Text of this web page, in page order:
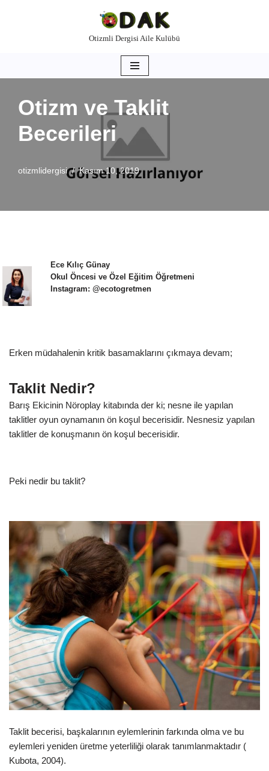
Otizmli Dergisi Aile Kulübü
Otizm ve Taklit
Becerileri
otizmlidergisi Kasım 10, 2019
Ece Kılıç Günay
Okul Öncesi ve Özel Eğitim Öğretmeni
Instagram: @ecotogretmen
Erken müdahalenin kritik basamaklarını çıkmaya devam;
Taklit Nedir?
Barış Ekicinin Nöroplay kitabında der ki; nesne ile yapılan
taklitler oyun oynamanın ön koşul becerisidir. Nesnesiz yapılan
taklitler de konuşmanın ön koşul becerisidir.
Peki nedir bu taklit?
Taklit becerisi, başkalarının eylemlerinin farkında olma ve bu
eylemleri yeniden üretme yeterliliği olarak tanımlanmaktadır (
Kubota, 2004).